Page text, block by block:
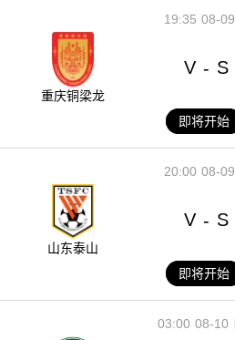
08-09
19:35
重庆铜梁龙
V - S
即将开始
08-09
20:00
山东泰山
V - S
即将开始
08-10
03:00